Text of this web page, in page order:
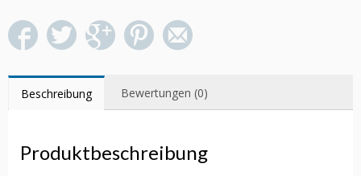
Beschreibung Bewertungen (0)
Produktbeschreibung